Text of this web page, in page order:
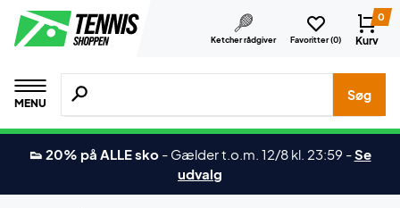
Ketcher rådgiver Favoritter (0)
0
Kurv
MENU
Søg efter produkter, mærker etc.
Søg
👟 20% på ALLE sko - Gælder t.o.m. 12/8 kl. 23:59 -Se
udvalg